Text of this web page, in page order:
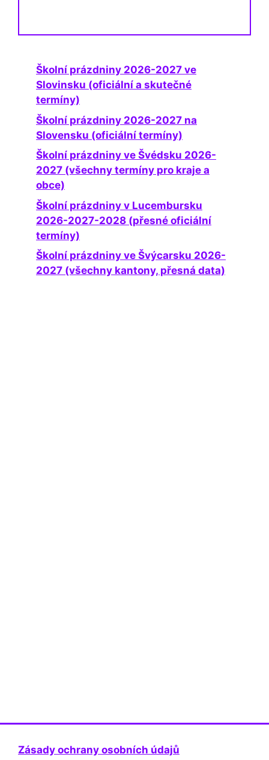
Školní prázdniny 2026-2027 ve
Slovinsku (oficiální a skutečné
termíny)
Školní prázdniny 2026-2027 na
Slovensku (oficiální termíny)
Školní prázdniny ve Švédsku 2026-
2027 (všechny termíny pro kraje a
obce)
Školní prázdniny v Lucembursku
2026-2027-2028 (přesné oficiální
termíny)
Školní prázdniny ve Švýcarsku 2026-
2027 (všechny kantony, přesná data)
Zásady ochrany osobních údajů